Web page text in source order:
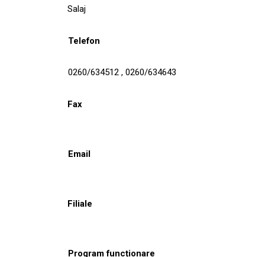
Salaj
Telefon
0260/634512 , 0260/634643
Fax
Email
Filiale
Program funcționare